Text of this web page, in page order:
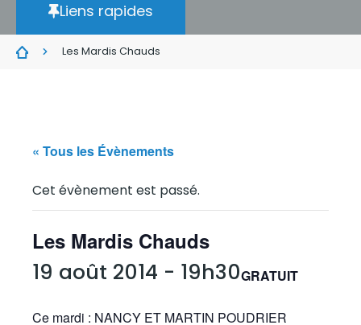
Liens rapides
Les Mardis Chauds
« Tous les Évènements
Cet évènement est passé.
Les Mardis Chauds
19 août 2014 - 19h30GRATUIT
Ce mardi : NANCY ET MARTIN POUDRIER